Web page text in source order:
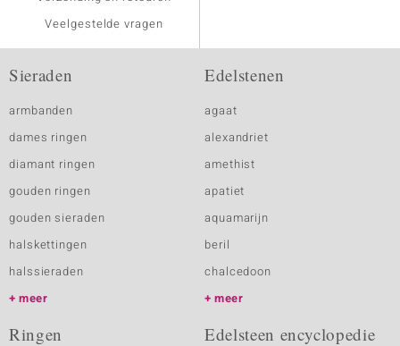
Veelgestelde vragen
Sieraden
armbanden
dames ringen
diamant ringen
gouden ringen
gouden sieraden
halskettingen
halssieraden
meer
Edelstenen
agaat
alexandriet
amethist
apatiet
aquamarijn
beril
chalcedoon
meer
Ringen Edelsteen encyclopedie